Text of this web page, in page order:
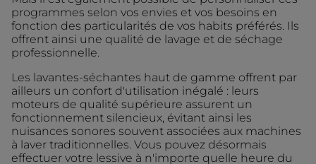
programmes selon vos envies et vos besoins en
fonction des particularités de vos habits préférés. Ils
offrent ainsi une qualité de lavage et de séchage
professionnelle.
Les lavantes-séchantes haut de gamme offrent par
ailleurs un confort d'utilisation inégalé : leurs
moteurs de qualité supérieure assurent un
fonctionnement silencieux, évitant ainsi les
nuisances sonores souvent associées aux machines
à laver traditionnelles. Vous pouvez désormais
effectuer votre lessive à n'importe quelle heure du